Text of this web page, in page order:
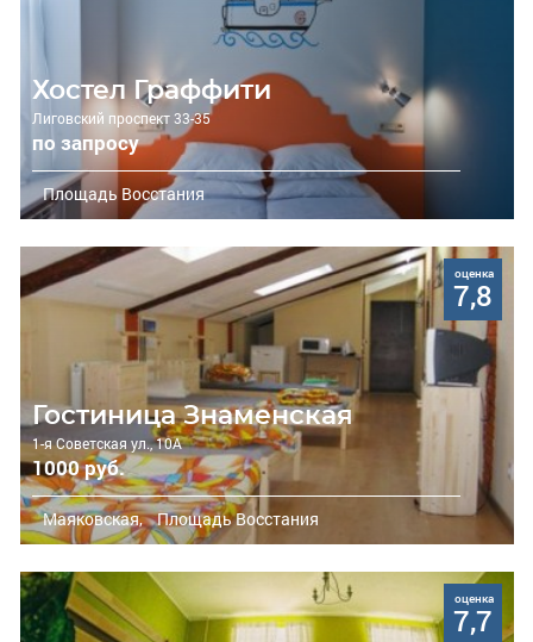
Хостел Граффити
Лиговский проспект 33-35
по запросу
Площадь Восстания
оценка
7,8
Гостиница Знаменская
1-я Советская ул., 10А
1000 руб.
Маяковская, Площадь Восстания
оценка
7,7